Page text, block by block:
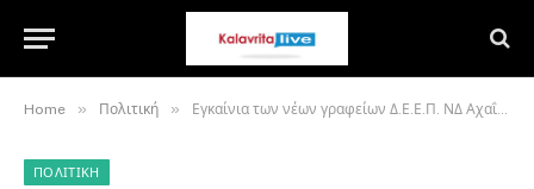
Home » Πολιτική » Εγκαίνια των νέων γραφείων Δ.Ε.Ε.Π. ΝΔ Αχαΐας παρουσία του Υπουργού Κυριάκου Πιερρακάκη
ΠΟΛΙΤΙΚΉ